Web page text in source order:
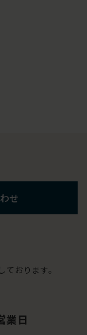
せ
おります。
業日